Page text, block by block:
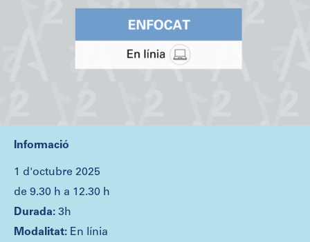
Informació
1 d'octubre 2025
de 9.30 h a 12.30 h
3h
En línia